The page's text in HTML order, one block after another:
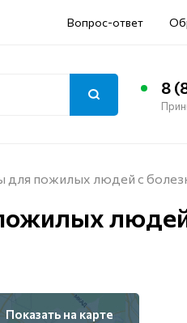
Вопрос-ответ
8
для пожилых людей с
Показать на карте